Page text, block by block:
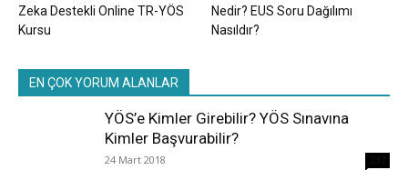
Zeka Destekli Online TR-YÖS
Kursu
Nedir? EUS Soru Dağılımı
Nasıldır?
EN ÇOK YORUM ALANLAR
YÖS’e Kimler Girebilir? YÖS Sınavına
Kimler Başvurabilir?
24 Mart 2018